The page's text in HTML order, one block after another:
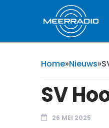
Home»Nieuws»
SV
26 MEI 2025